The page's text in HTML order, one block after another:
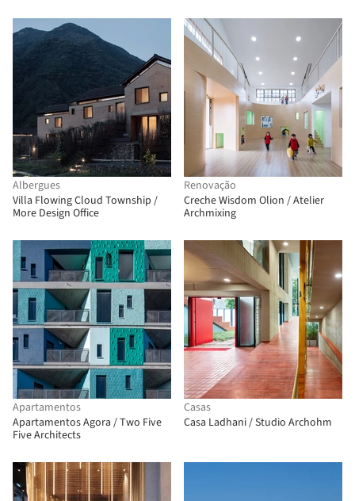
Albergues
Villa Flowing Cloud Township /
More Design Office
Renovação
Creche Wisdom Olion / Atelier
Archmixing
Apartamentos
Apartamentos Agora / Two Five
Five Architects
Casas
Casa Ladhani / Studio Archohm